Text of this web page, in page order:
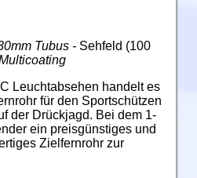
Tubus - Sehfeld (100
Leuchtabsehen handelt es
für den Sportschützen
der Drückjagd. Bei dem 1-
ein preisgünstiges und
Zielfernrohr zur